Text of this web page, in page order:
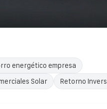
energético empresa
Solar Retorno